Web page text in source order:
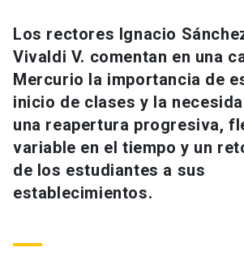
Universidad
Información para keyboard_arrow_down
Futuros estudiantes
Estudiantes
Personal
Go to english site launch
ACCESOS DIRECTOS
Admisión launch
Los rectores Ignacio
Vivaldi V. comentan en una
Mercurio la importancia de
inicio de clases y la
una reapertura progresiva,
variable en el tiempo y un
de los estudiantes a sus
establecimientos.